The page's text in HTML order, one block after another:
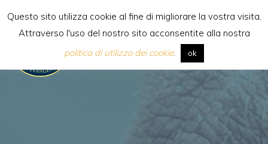
content
[:it] Scuola Internazionale di
Evangelizzazione
Evangelization[:es]Escuela
Internacional de
Questo sito utilizza cookie al fine di migliorare la vostra visita.
Attraverso l'uso del nostro sito acconsentite alla nostra
politica di utilizzo dei cookie. ok